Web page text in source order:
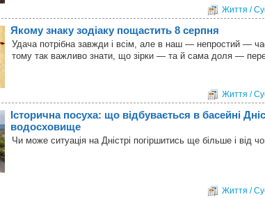
Життя /
Якому знаку зодіаку пощастить 8 серпня
Удача потрібна завжди і всім, але в наш — непростий —
тому так важливо знати, що зірки — та й сама доля —
Життя /
Історична посуха: що відбувається в басейні
водосховище
Чи може ситуація на Дністрі погіршитись ще більше і від
Життя /